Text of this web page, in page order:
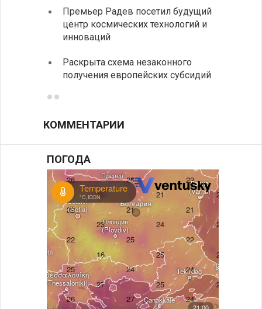
Премьер Радев посетил будущий
центр космических технологий и
инноваций
Раскрыта схема незаконного
получения европейских субсидий
КОММЕНТАРИИ
ПОГОДА